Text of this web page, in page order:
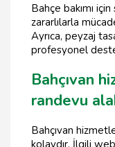
Bahçe bakımı
zararlılarla
Ayrıca, peyzaj
profesyonel
Bahçıvan
randevu
Bahçıvan